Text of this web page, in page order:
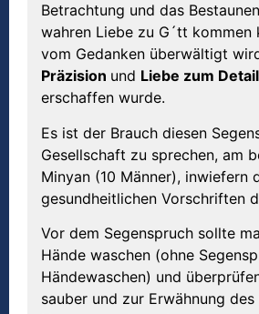
Betrachtung und das
wahren Liebe zu G´tt kommen
vom Gedanken überwältigt
Präzision und Liebe zum Detail
erschaffen wurde.
Es ist der Brauch diesen
Gesellschaft zu sprechen, am
Minyan (10 Männer), inwiefern
gesundheitlichen Vorschriften
Vor dem Segenspruch sollte
Hände waschen (ohne
Händewaschen) und
sauber und zur Erwähnung